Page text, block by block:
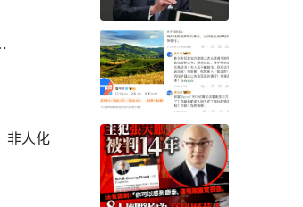
非人化